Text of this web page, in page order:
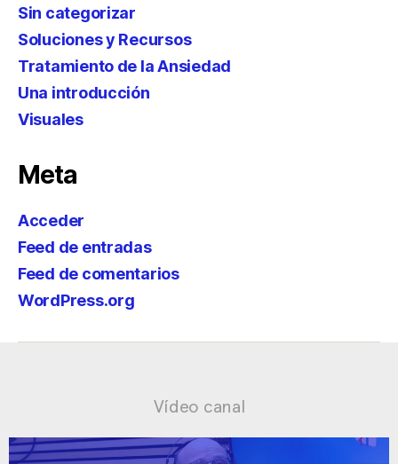
Sin categorizar
Soluciones y Recursos
Tratamiento de la Ansiedad
Una introducción
Visuales
Meta
Acceder
Feed de entradas
Feed de comentarios
WordPress.org
Vídeo canal